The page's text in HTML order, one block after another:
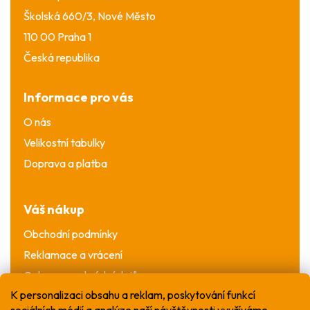
K personalizaci obsahu a reklam, poskytování funkcí
Školská 660/3, Nové Město
110 00 Praha 1
Česká republika
Informace pro vás
O nás
Velikostní tabulky
Doprava a platba
Váš nákup
Obchodní podmínky
Reklamace a vrácení
Ochrana osobních údajů